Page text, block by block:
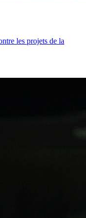
les projets de la